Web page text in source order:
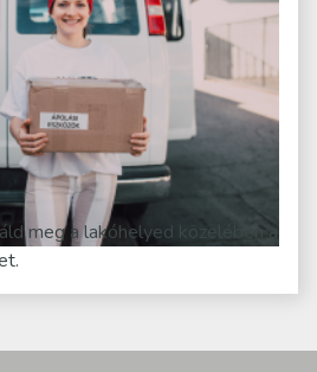
meg a lakóhelyed közelében a